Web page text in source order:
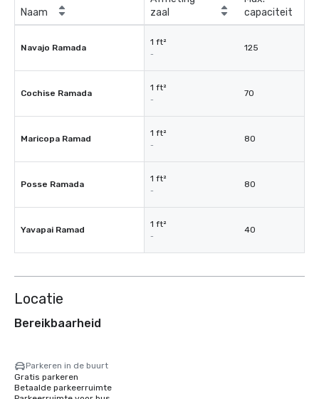
Naam
zaal
capaciteit
Navajo Ramada
1 ft²
-
125
Cochise Ramada
1 ft²
-
70
Maricopa Ramad
1 ft²
-
80
Posse Ramada
1 ft²
-
80
Yavapai Ramad
1 ft²
-
40
Locatie
Bereikbaarheid
Parkeren in de buurt
Gratis parkeren
Betaalde parkeerruimte